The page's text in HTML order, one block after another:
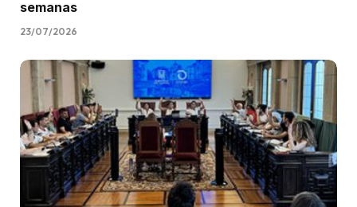
semanas
23/07/2026